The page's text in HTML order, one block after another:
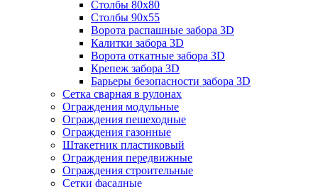
Столбы 80х80
Столбы 90х55
Ворота распашные забора 3D
Калитки забора 3D
Ворота откатные забора 3D
Крепеж забора 3D
Барьеры безопасности забора 3D
Сетка сварная в рулонах
Ограждения модульные
Ограждения пешеходные
Ограждения газонные
Штакетник пластиковый
Ограждения передвижные
Ограждения строительные
Сетки фасадные